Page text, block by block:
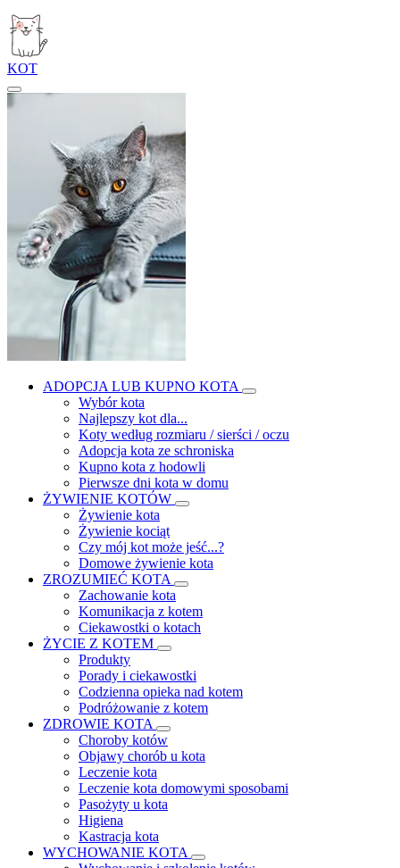
KOT
ADOPCJA LUB KUPNO KOTA
Wybór kota
Najlepszy kot dla...
Koty według rozmiaru / sierści / oczu
Adopcja kota ze schroniska
Kupno kota z hodowli
Pierwsze dni kota w domu
ŻYWIENIE KOTÓW
Żywienie kota
Żywienie kociąt
Czy mój kot może jeść...?
Domowe żywienie kota
ZROZUMIEĆ KOTA
Zachowanie kota
Komunikacja z kotem
Ciekawostki o kotach
ŻYCIE Z KOTEM
Produkty
Porady i ciekawostki
Codzienna opieka nad kotem
Podróżowanie z kotem
ZDROWIE KOTA
Choroby kotów
Objawy chorób u kota
Leczenie kota
Leczenie kota domowymi sposobami
Pasożyty u kota
Higiena
Kastracja kota
WYCHOWANIE KOTA